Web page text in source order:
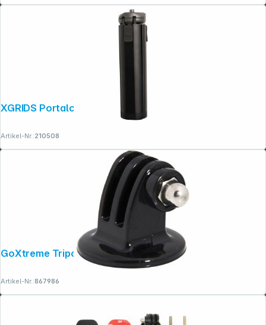
XGRIDS Portalcam Tripod
Artikel-Nr.:210508
GoXtreme Tripod Adapter
Artikel-Nr.:867986
Folgen Sie uns auf